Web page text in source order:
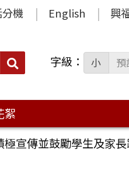
機 English 興
搜
字級： 小 預
絮
宣傳並鼓勵學生及家長